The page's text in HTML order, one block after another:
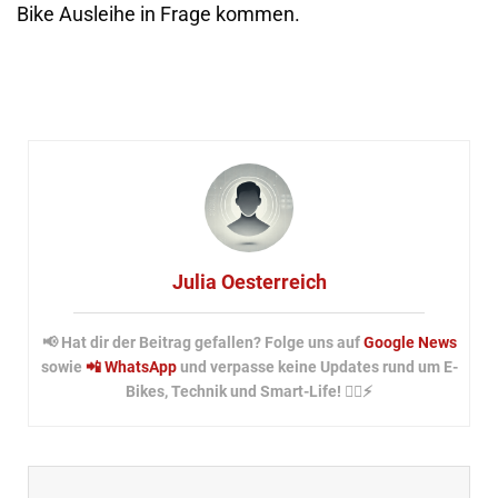
Bike Ausleihe in Frage kommen.
Julia Oesterreich
📢 Hat dir der Beitrag gefallen? Folge uns aufGoogle News
sowie 📲 WhatsAppund verpasse keine Updates rund um E-
Bikes, Technik und Smart-Life! 🚴‍♂️⚡